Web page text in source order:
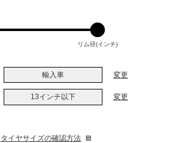
リム径(インチ)
輸入車 変更
13インチ以下 変更
タイヤサイズの確認方法